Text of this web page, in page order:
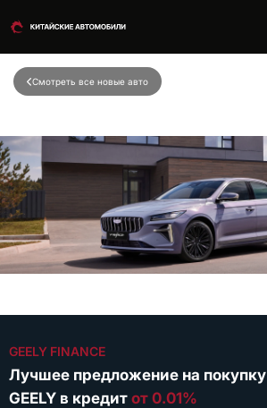
Смотреть все новые авто
GEELY FINANCE
Лучшее предложение на покупку
GEELY в кредит от 0.01%